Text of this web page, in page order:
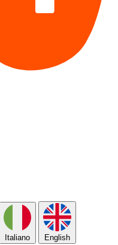
Italiano English